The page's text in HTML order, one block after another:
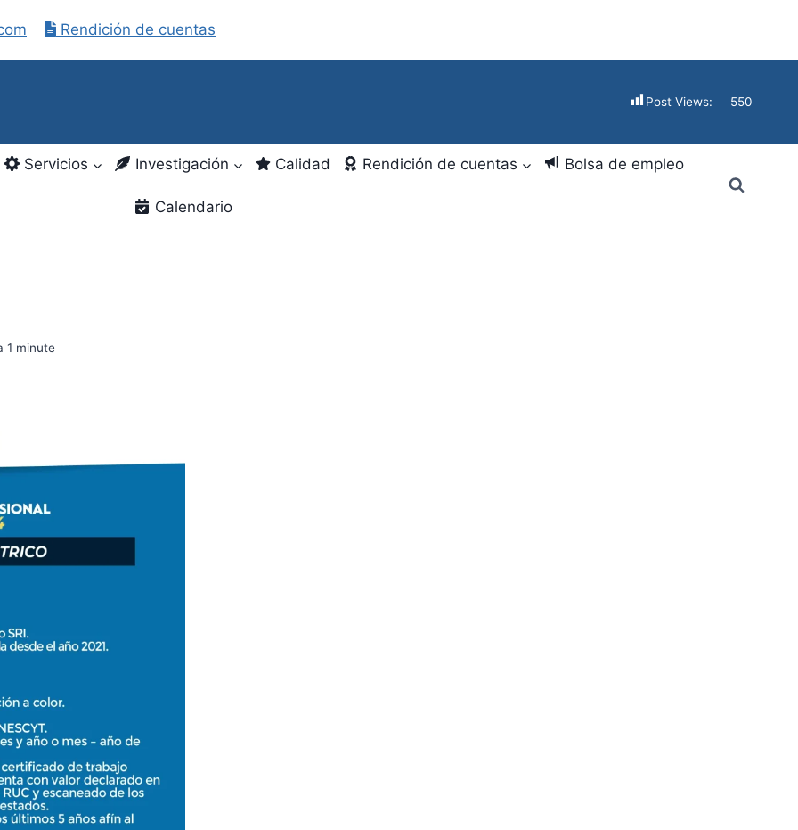
Rendición de cuentas
Post Views: 550
Servicios Investigación Calidad Rendición de cuentas Bolsa de empleo
Calendario
1 minute